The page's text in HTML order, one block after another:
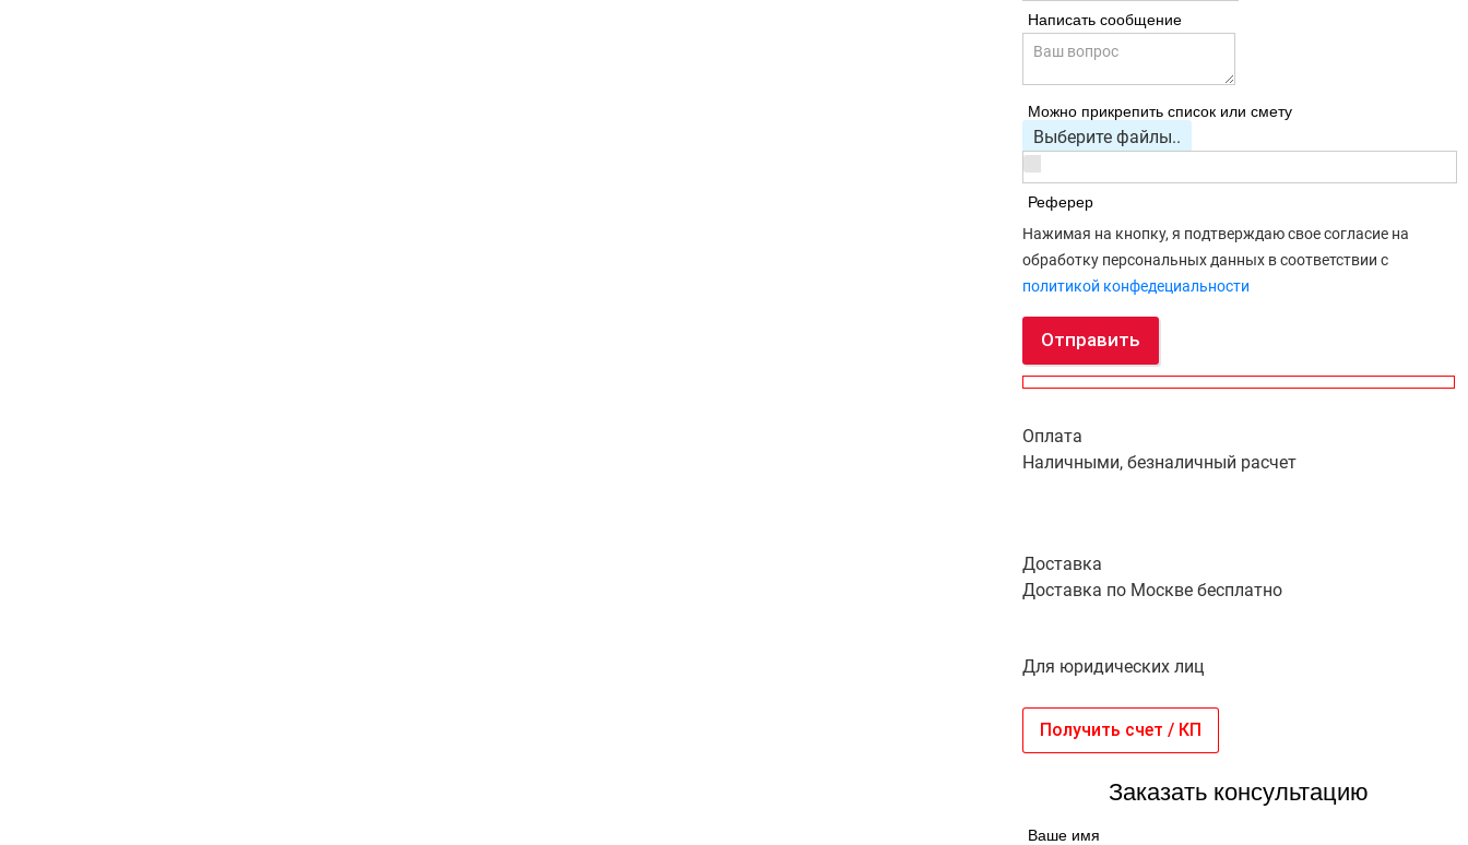
Написать сообщение
Можно прикрепить список или смету
Выберите файлы..
Реферер
Нажимая на кнопку, я подтверждаю свое согласие на
обработку персональных данных в соответствии с
политикой конфедециальности
Отправить
Оплата
Наличными, безналичный расчет
Доставка
Доставка по Москве бесплатно
Для юридических лиц
Получить счет / КП
Заказать консультацию
Ваше имя